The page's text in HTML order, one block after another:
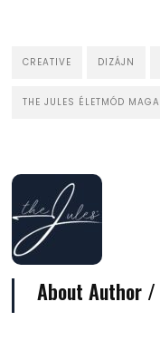
CREATIVE DIZÁJN
THE JULES ÉLETMÓD
About Author /